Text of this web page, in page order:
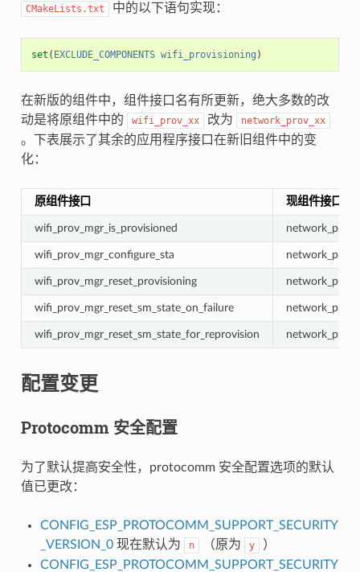
CMakeLists.txt 中的以下语句实现：
set ( EXCLUDE_COMPONENTS wifi_provisioning )
在新版的组件中，组件接口名有所更新，绝大多数的改
动是将原组件中的
wifi_prov_xx 改为 network_prov_xx
。下表展示了其余的应用程序接口在新旧组件中的变
化：
原组件接口 现组件接口
wifi_prov_mgr_is_provisioned
wifi_prov_mgr_configure_sta
wifi_prov_mgr_reset_provisioning
wifi_prov_mgr_reset_sm_state_on_failure
wifi_prov_mgr_reset_sm_state_for_reprovision
配置变更
Protocomm 安全配置
为了默认提高安全性，protocomm 安全配置选项的默认
值已更改：
CONFIG_ESP_PROTOCOMM_SUPPORT_SECURITY
_VERSION_0现在默认为 n （原为 y
）
CONFIG_ESP_PROTOCOMM_SUPPORT_SECURITY